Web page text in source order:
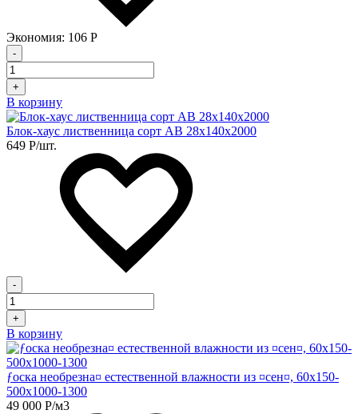
Экономия: 106 Р
-
+
В корзину
Блок-хаус лиственница сорт АB 28х140х2000
649 Р/шт.
-
+
В корзину
ƒоска необрезна¤ естественной влажности из ¤сен¤, 60х150-
500х1000-1300
49 000 Р/м3